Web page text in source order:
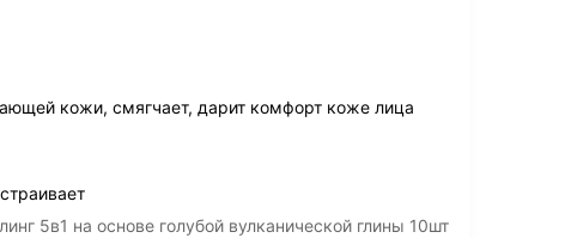
кожи, смягчает, дарит комфорт коже лица
5в1 на основе голубой вулканической глины 10шт